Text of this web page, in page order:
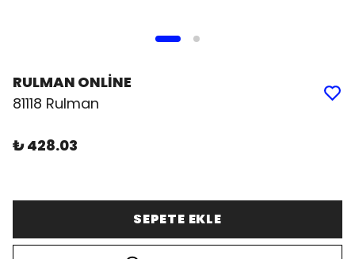
RULMAN ONLİNE
81118 Rulman
₺ 428.03
SEPETE EKLE